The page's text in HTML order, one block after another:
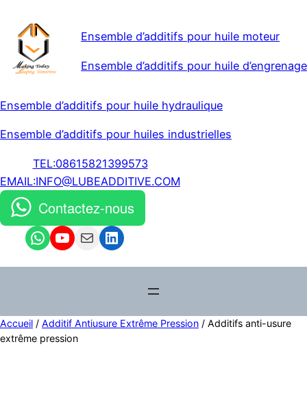
Ensemble d’additifs pour huile moteur
Ensemble d’additifs pour huile d’engrenage
Ensemble d’additifs pour huile hydraulique
Ensemble d’additifs pour huiles industrielles
TEL:08615821399573
EMAIL:INFO@LUBEADDITIVE.COM
Contactez-nous
WhatsApp
YouTube
MailLinkedIn
Accueil / Additif Antiusure Extrême Pression / Additifs anti-usure
extrême pression